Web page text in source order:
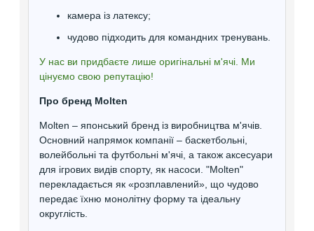
камера із латексу;
чудово підходить для командних тренувань.
У нас ви придбаєте лише оригінальні м'ячі. Ми
цінуємо свою репутацію!
Про бренд Molten
Molten – японський бренд із виробництва м'ячів.
Основний напрямок компанії – баскетбольні,
волейбольні та футбольні м'ячі, а також аксесуари
для ігрових видів спорту, як насоси. "Molten"
перекладається як «розплавлений», що чудово
передає їхню монолітну форму та ідеальну
округлість.